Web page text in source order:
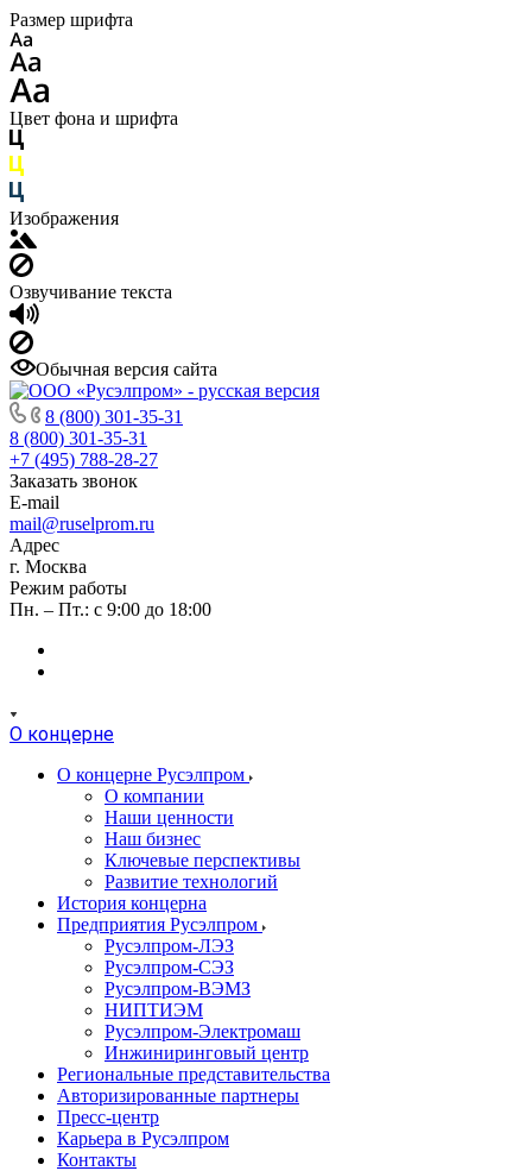
Размер шрифта
Цвет фона и шрифта
Изображения
Озвучивание текста
Обычная версия сайта
8 (800) 301-35-31
8 (800) 301-35-31
+7 (495) 788-28-27
Заказать звонок
E-mail
mail@ruselprom.ru
Адрес
г. Москва
Режим работы
Пн. – Пт.: с 9:00 до 18:00
О концерне
О концерне Русэлпром
О компании
Наши ценности
Наш бизнес
Ключевые перспективы
Развитие технологий
История концерна
Предприятия Русэлпром
Русэлпром-ЛЭЗ
Русэлпром-СЭЗ
Русэлпром-ВЭМЗ
НИПТИЭМ
Русэлпром-Электромаш
Инжиниринговый центр
Региональные представительства
Авторизированные партнеры
Пресс-центр
Карьера в Русэлпром
Контакты